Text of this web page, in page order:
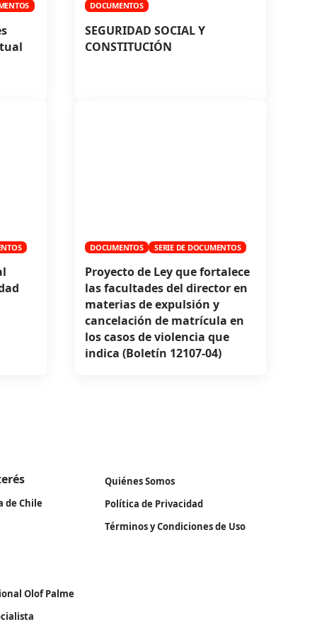
DOCUMENTOS
SEGURIDAD SOCIAL Y
CONSTITUCIÓN
DOCUMENTOS SERIE DE DOCUMENTOS
Proyecto de Ley que fortalece
las facultades del director en
materias de expulsión y
cancelación de matrícula en
los casos de violencia que
indica (Boletín 12107-04)
de Chile
Olof Palme
Quiénes Somos
Política de Privacidad
Términos y Condiciones de Uso